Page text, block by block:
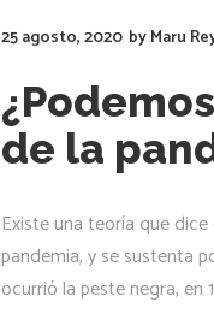
25 agosto, 2020 byMaru
de la
Existe una teoría que
pandemia, y se sustenta
ocurrió la peste negra, en